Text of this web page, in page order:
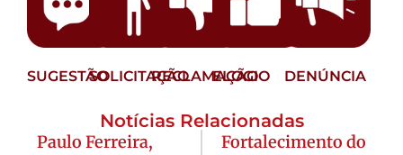
SUGESTÃOSOLICITAÇÃORECLAMAÇÃO
ELOGIO DENÚNCIA
Notícias Relacionadas
Paulo Ferreira,
Fortalecimento do